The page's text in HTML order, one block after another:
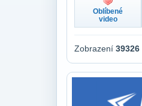
Oblíbené
video
Zobrazení 39326